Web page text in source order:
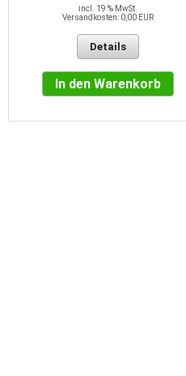
incl. 19 % MwSt.
Versandkosten: 0,00 EUR
Details
In den Warenkorb